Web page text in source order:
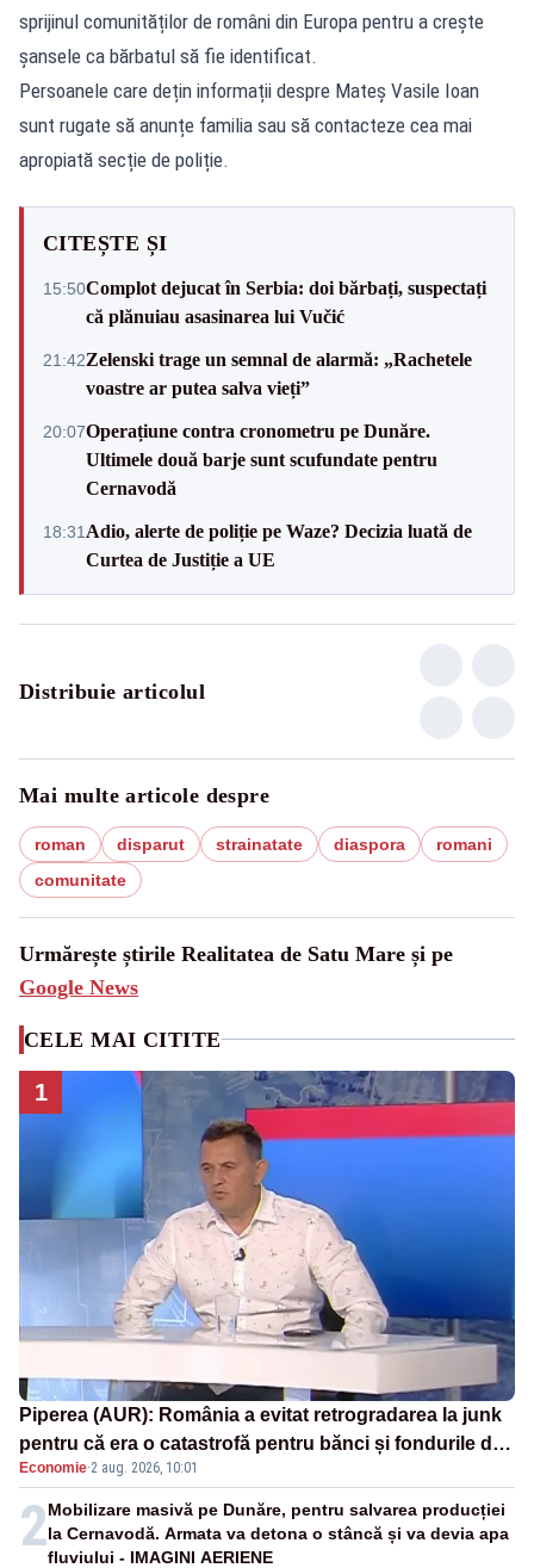
sprijinul comunităților de români din Europa pentru a crește
șansele ca bărbatul să fie identificat.
Persoanele care dețin informații despre Mateș Vasile Ioan
sunt rugate să anunțe familia sau să contacteze cea mai
apropiată secție de poliție.
CITEȘTE ȘI
15:50Complot dejucat în Serbia: doi bărbați, suspectați
că plănuiau asasinarea lui Vučić
21:42Zelenski trage un semnal de alarmă: „Rachetele
voastre ar putea salva vieți”
20:07Operațiune contra cronometru pe Dunăre.
Ultimele două barje sunt scufundate pentru
Cernavodă
18:31 Adio, alerte de poliție pe Waze? Decizia luată de
Curtea de Justiție a UE
Distribuie articolul
Mai multe articole despre
roman disparut strainatate diaspora
romani
comunitate
Urmărește știrile Realitatea de Satu Mare și pe
Google News
CELE MAI CITITE
1
Piperea (AUR): România a evitat retrogradarea la junk
pentru că era o catastrofă pentru bănci și fondurile de
pensii
Economie·2 aug. 2026, 10:01
2Mobilizare masivă pe Dunăre, pentru salvarea producției
la Cernavodă. Armata va detona o stâncă și va devia apa
fluviului - IMAGINI AERIENE